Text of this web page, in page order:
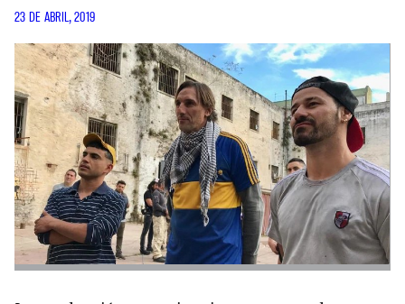
23 DE ABRIL, 2019